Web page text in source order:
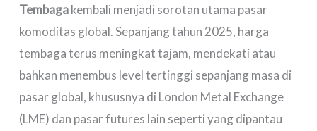
Tembagakembali menjadi sorotan utama pasar
komoditas global. Sepanjang tahun 2025, harga
tembaga terus meningkat tajam, mendekati atau
bahkan menembus level tertinggi sepanjang masa di
pasar global, khususnya di London Metal Exchange
(LME) dan pasar futures lain seperti yang dipantau